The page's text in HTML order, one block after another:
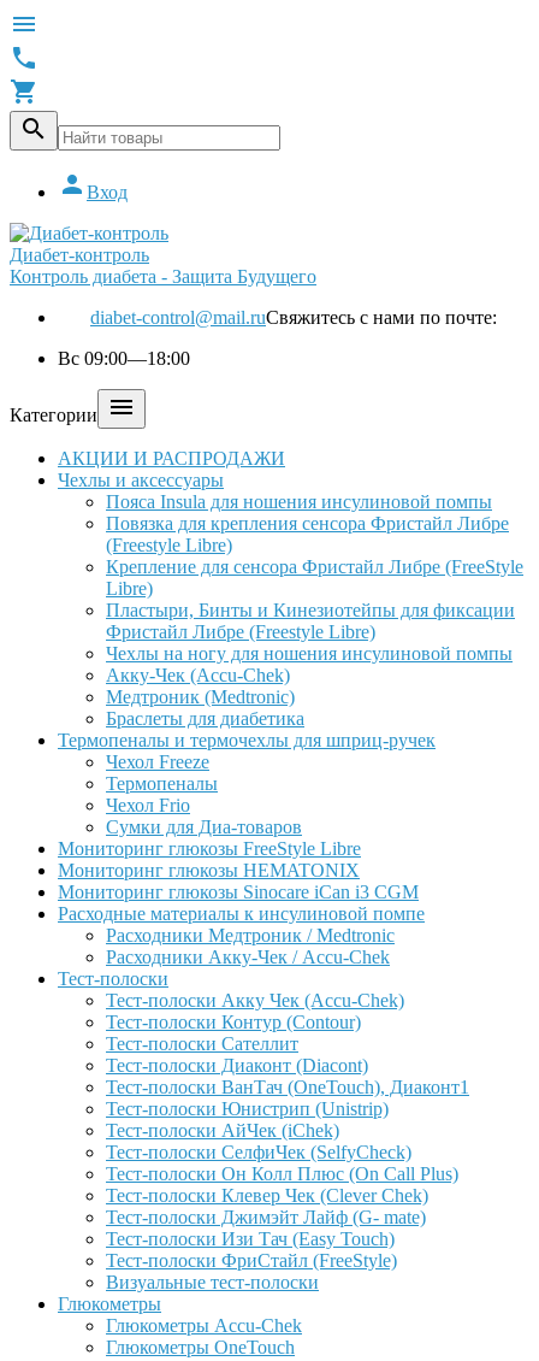




 Вход
Диабет-контроль
Контроль диабета - Защита Будущего
diabet-control@mail.ruСвяжитесь с нами по почте:
Вс 09:00—18:00
Категории 
АКЦИИ И РАСПРОДАЖИ
Чехлы и аксессуары
Пояса Insula для ношения инсулиновой помпы
Повязка для крепления сенсора Фристайл Либре
(Freestyle Libre)
Крепление для сенсора Фристайл Либре (FreeStyle
Libre)
Пластыри, Бинты и Кинезиотейпы для фиксации
Фристайл Либре (Freestyle Libre)
Чехлы на ногу для ношения инсулиновой помпы
Акку-Чек (Accu-Chek)
Медтроник (Medtronic)
Браслеты для диабетика
Термопеналы и термочехлы для шприц-ручек
Чехол Freeze
Термопеналы
Чехол Frio
Сумки для Диа-товаров
Мониторинг глюкозы FreeStyle Libre
Мониторинг глюкозы HEMATONIX
Мониторинг глюкозы Sinocare iCan i3 CGM
Расходные материалы к инсулиновой помпе
Расходники Медтроник / Medtronic
Расходники Акку-Чек / Accu-Chek
Тест-полоски
Тест-полоски Акку Чек (Accu-Chek)
Тест-полоски Контур (Contour)
Тест-полоски Сателлит
Тест-полоски Диаконт (Diacont)
Тест-полоски ВанТач (OneTouch), Диаконт1
Тест-полоски Юнистрип (Unistrip)
Тест-полоски АйЧек (iChek)
Тест-полоски СелфиЧек (SelfyCheck)
Тест-полоски Он Колл Плюс (On Call Plus)
Тест-полоски Клевер Чек (Clever Chek)
Тест-полоски Джимэйт Лайф (G- mate)
Тест-полоски Изи Тач (Easy Touch)
Тест-полоски ФриCтайл (FreeStyle)
Визуальные тест-полоски
Глюкометры
Глюкометры Accu-Сhek
Глюкометры OneTouch